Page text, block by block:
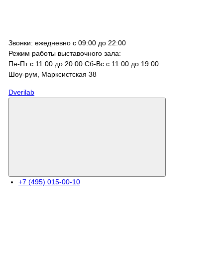
Звонки: ежедневно с 09:00 до 22:00
Режим работы выставочного зала:
Пн-Пт с 11:00 до 20:00 Сб-Вс с 11:00 до 19:00
Шоу-рум, Марксистcкая 38
Dverilab
+7 (495) 015-00-10